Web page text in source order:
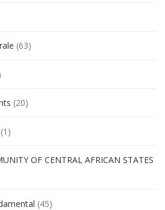
(63)
(20)
(1)
OF CENTRAL AFRICAN STATES
(45)